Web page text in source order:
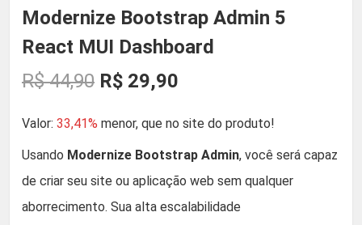
Modernize Bootstrap Admin 5
React MUI Dashboard
R$44,90 O
p
r
R$ 29,90
p
r
Valor: 33,41% menor, que no site do produto!
Usando Modernize Bootstrap Admin, você será capaz
de criar seu site ou aplicação web sem qualquer
aborrecimento. Sua alta escalabilidade